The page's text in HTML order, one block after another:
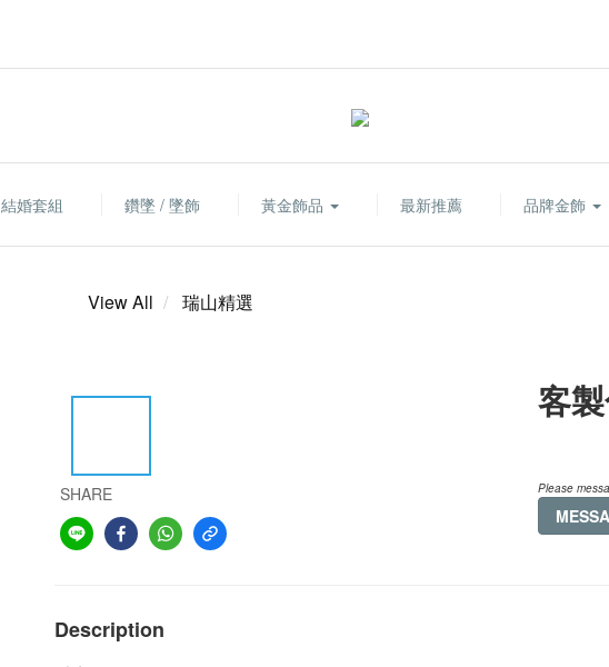
結婚套組 鑽墜 / 墜飾 黃金飾品 最新推薦 品牌金飾
View All 瑞山精選
SHARE
客
Please
Description